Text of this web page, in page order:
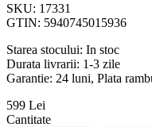
SKU: 17331
GTIN: 5940745015936
Starea stocului: In stoc
Durata livrarii: 1-3 zile
Garantie: 24 luni, Plata
599 Lei
Cantitate